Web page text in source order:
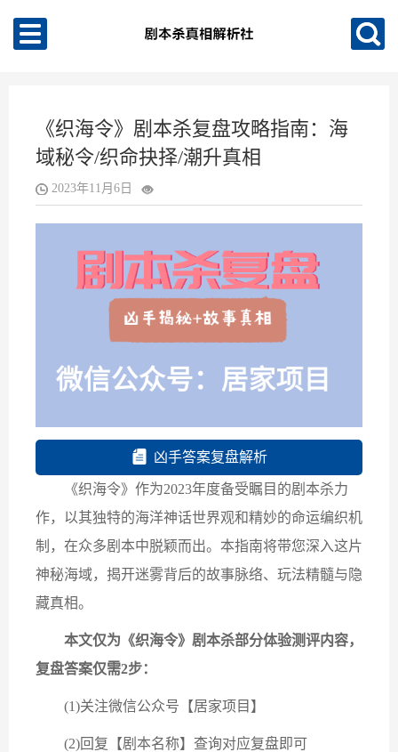
《织海令》剧本杀复盘攻略指南：海
域秘令/织命抉择/潮升真相
2023年11月6日
凶手答案复盘解析
《织海令》作为2023年度备受瞩目的剧本杀力
作，以其独特的海洋神话世界观和精妙的命运编织机
制，在众多剧本中脱颖而出。本指南将带您深入这片
神秘海域，揭开迷雾背后的故事脉络、玩法精髓与隐
藏真相。
本文仅为《织海令》剧本杀部分体验测评内容，
复盘答案仅需2步：
(1)关注微信公众号【居家项目】
(2)回复【剧本名称】查询对应复盘即可